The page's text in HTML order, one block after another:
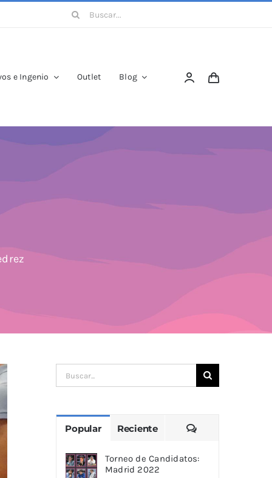
Buscar:
e Ingenio Outlet Blog
Buscar:
Popular Reciente Comentarios
Torneo de Candidatos:
Madrid 2022